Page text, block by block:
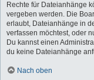
Rechte für Dateianhänge
vergeben werden. Die
erlaubt, Dateianhänge in
verfassen möchtest, oder
Du kannst einen
du keine Dateianhänge
Nach oben